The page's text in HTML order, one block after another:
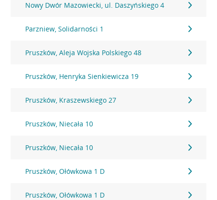
Nowy Dwór Mazowiecki, ul. Daszyńskiego 4
Parzniew, Solidarności 1
Pruszków, Aleja Wojska Polskiego 48
Pruszków, Henryka Sienkiewicza 19
Pruszków, Kraszewskiego 27
Pruszków, Niecała 10
Pruszków, Niecała 10
Pruszków, Ołówkowa 1 D
Pruszków, Ołówkowa 1 D